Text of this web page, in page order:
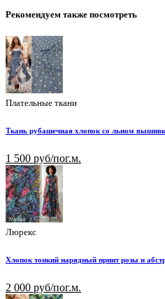
Рекомендуем также посмотреть
Плательные ткани
Ткань рубашечная хлопок со льном
1 500 руб/пог.м.
Люрекс
Хлопок тонкий нарядный принт розы и
2 000 руб/пог.м.